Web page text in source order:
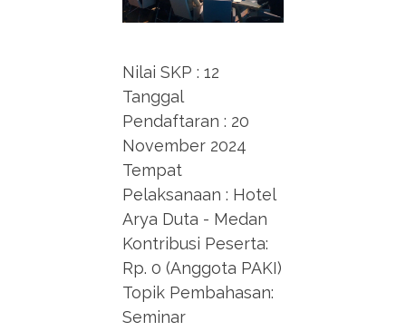
Nilai SKP : 12
Tanggal
Pendaftaran : 20
November 2024
Tempat
Pelaksanaan : Hotel
Arya Duta - Medan
Kontribusi Peserta:
Rp. 0 (Anggota PAKI)
Topik Pembahasan:
Seminar